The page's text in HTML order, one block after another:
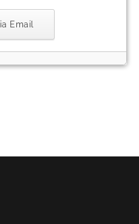
Email